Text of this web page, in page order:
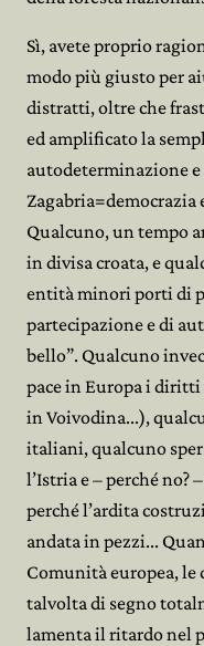
Sì, avete proprio
modo più giusto per
distratti, oltre che
ed amplificato la
autodeterminazione e
Qualcuno, un tempo
in divisa croata, e
entità minori porti di
partecipazione e di
bello”. Qualcuno
pace in Europa i
in Voivodina...),
italiani, qualcuno
l’Istria e – perché no?
perché l’ardita
andata in pezzi...
Comunità europea, le
talvolta di segno
lamenta il ritardo nel